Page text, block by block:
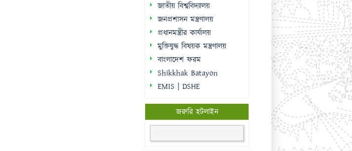
জাতীয় বিশ্ববিদ্যালয়
জনপ্রশাসন মন্ত্রণালয়
প্রধানমন্ত্রীর কার্যালয়
মুক্তিযুদ্ধ বিষয়ক মন্ত্রণালয়
বাংলাদেশ ফরম
Shikkhak Batayon
EMIS | DSHE
জরুরি হটলাইন